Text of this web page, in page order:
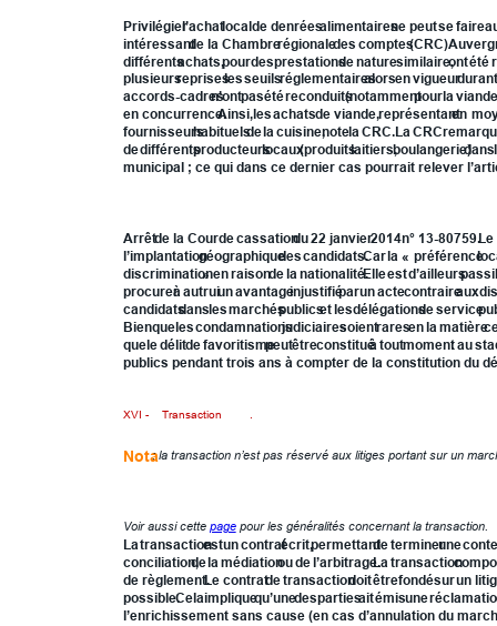
Privilégierl’achatlocalde denréesalimentairesne peutsefaire
intéressantde la Chambrerégionaledes comptes(CRC)
différentsachats,pourdesprestationsdenaturesimilaire,ontété
plusieursrepriseslesseuilsréglementairesalorsenvigueurdurant
accords-cadresn’ontpasétéreconduits(notammentpourlaviande
en concurrence.Ainsi,lesachatsde viande,représentanten
fournisseurshabituelsdelacuisine,notelaCRC.LaCRC
dedifférentsproducteurslocaux(produitslaitiers,boulangerie)dans
municipal ; ce qui dans ce dernier cas pourrait relever
Arrêtde la Courdecassationdu22 janvier2014n° 13-80759.Le
l’implantationgéographiquedescandidats.Carla « préférence
discrimination
»enraisondelanationalité.Elleestd’ailleurs
procureràautruiunavantageinjustifiéparunactecontraireaux
candidatsdanslesmarchéspublicsetlesdélégationsdeservice
Bienquelescondamnationsjudiciairessoientraresenlamatière
queledélitdefavoritismepeutêtreconstitué
àtoutmoment:au
publics pendant trois ans à compter de la constitution du
XVI - Transaction .
Nota : la transaction n’est pas réservé aux litiges portant sur un
Voir aussi cette page pour les généralités concernant la transaction.
Latransactionestuncontratécrit,permettantdeterminerune
conciliation,delamédiationoudel’arbitrage.Latransaction
de règlement.Le contratdetransactiondoitêtrefondésurun
possible.Celaimpliquequ’unedespartiesaitémisune
l’enrichissement sans cause (en cas d’annulation du